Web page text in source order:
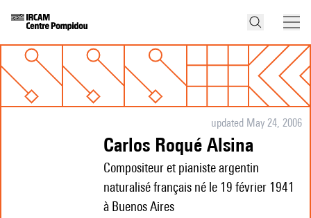
updated May 24, 2006
Carlos Roqué Alsina
Compositeur et pianiste argentin
naturalisé français né le 19 février 1941
à Buenos Aires